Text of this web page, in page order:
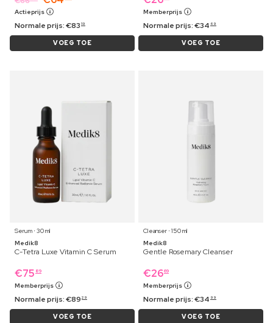
Actieprijs
Normale prijs:€83 19
VOEG TOE
Memberprijs
Normale prijs:€34 69
VOEG TOE
Serum ⋅ 30 ml
Medik8
C-Tetra Luxe Vitamin C Serum
€75 89
Memberprijs
Normale prijs:€89 29
VOEG TOE
Cleanser ⋅ 150 ml
Medik8
Gentle Rosemary Cleanser
€2669
Memberprijs
Normale prijs:€34 99
VOEG TOE